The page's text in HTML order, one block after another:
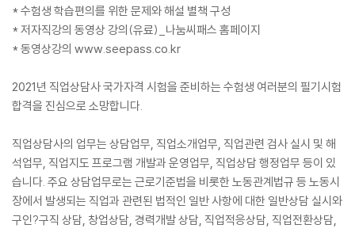
* 수험생 학습편의를 위한 문제와 해설 별책 구성
* 저자직강의 동영상 강의(유료)_나눔씨패스 홈페이지
* 동영상강의 www.seepass.co.kr
2021년 직업상담사 국가자격 시험을 준비하는 수험생 여러분의 필기시험
합격을 진심으로 소망합니다.
직업상담사의 업무는 상담업무, 직업소개업무, 직업관련 검사 실시 및 해
석업무, 직업지도 프로그램 개발과 운영업무, 직업상담 행정업무 등이 있
습니다. 주요 상담업무로는 근로기준법을 비롯한 노동관계법규 등 노동시
장에서 발생되는 직업과 관련된 법적인 일반 사항에 대한 일반상담 실시와
구인?구직 상담, 창업상담, 경력개발 상담, 직업적응상담, 직업전환상담,